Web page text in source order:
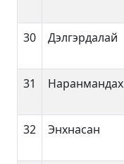
30
Дэлгэрдалай
31
Наранмандах
32
Энхнасан